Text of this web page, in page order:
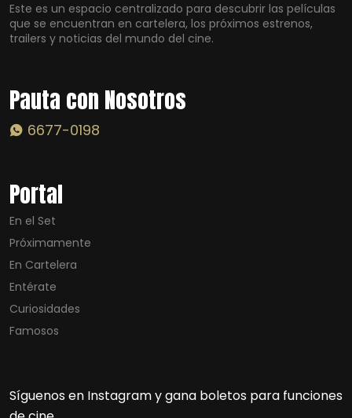
Este es un espacio centralizado para descubrir las películas
que se encuentran en cartelera, los próximos estrenos,
trailers y noticias del mundo del cine.
Pauta con Nosotros
6677-0198
Portal
En el Set
Próximamente
En Cartelera
Entérate
Curiosidades
Famosos
Síguenos en Instagram y gana boletos para funciones